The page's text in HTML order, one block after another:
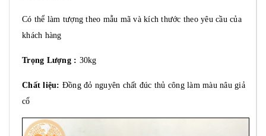
Có thể làm tượng theo mẫu mã và kích thước theo yêu cầu của
khách hàng
Trọng Lượng : 30kg
Chất liệu: Đồng đỏ nguyên chất đúc thủ công làm màu nâu giả
cổ